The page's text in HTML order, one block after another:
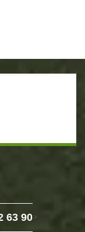
63 90>